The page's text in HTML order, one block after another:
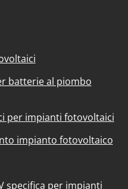
batterie al piombo
per impianti fotovoltaici
impianto fotovoltaico
specifica per impianti